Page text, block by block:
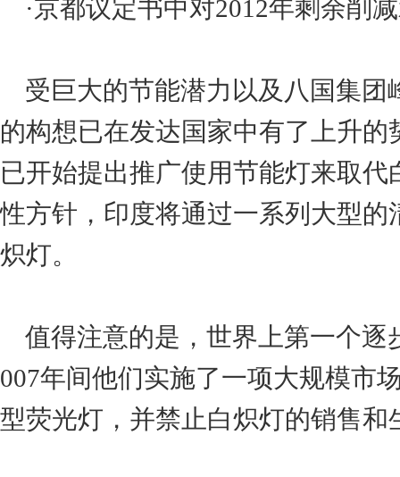
·京都议定书中对2012年剩余削
受巨大的节能潜力以及八国集团
的构想已在发达国家中有了上升
已开始提出推广使用节能灯来取
性方针，印度将通过一系列大型
炽灯。
值得注意的是，世界上第一个逐
007年间他们实施了一项大规模市
型荧光灯，并禁止白炽灯的销售和